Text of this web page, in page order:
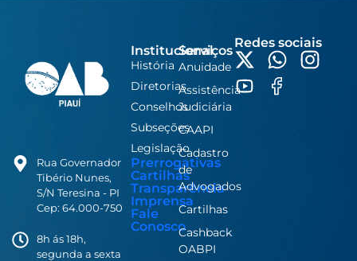
Rua Governador
Tibério Nunes,
S/N Teresina - PI
Cep: 64.000-750
8h ás 18h,
segunda a sexta
Institucional
História
Diretorias
Conselhos
Subseções
Legislação
Prerrogativas
Cartilhas
Transparência
Imprensa
Fale
Conosco
Serviços
Anuidade
Assistência
Judiciária
CAAPI
Cadastro
de
Advogados
Cartilhas
Cashback
OABPI
Redes sociais